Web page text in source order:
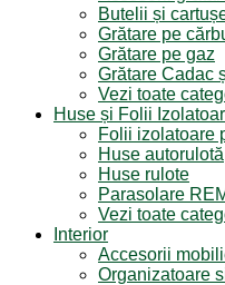
Butelii și
Grătare pe
Grătare pe gaz
Grătare Cadac
Vezi toate
Huse și Folii
Folii izolatoare
Huse autorulotă
Huse rulote
Parasolare
Vezi toate
Interior
Accesorii
Organizatoare